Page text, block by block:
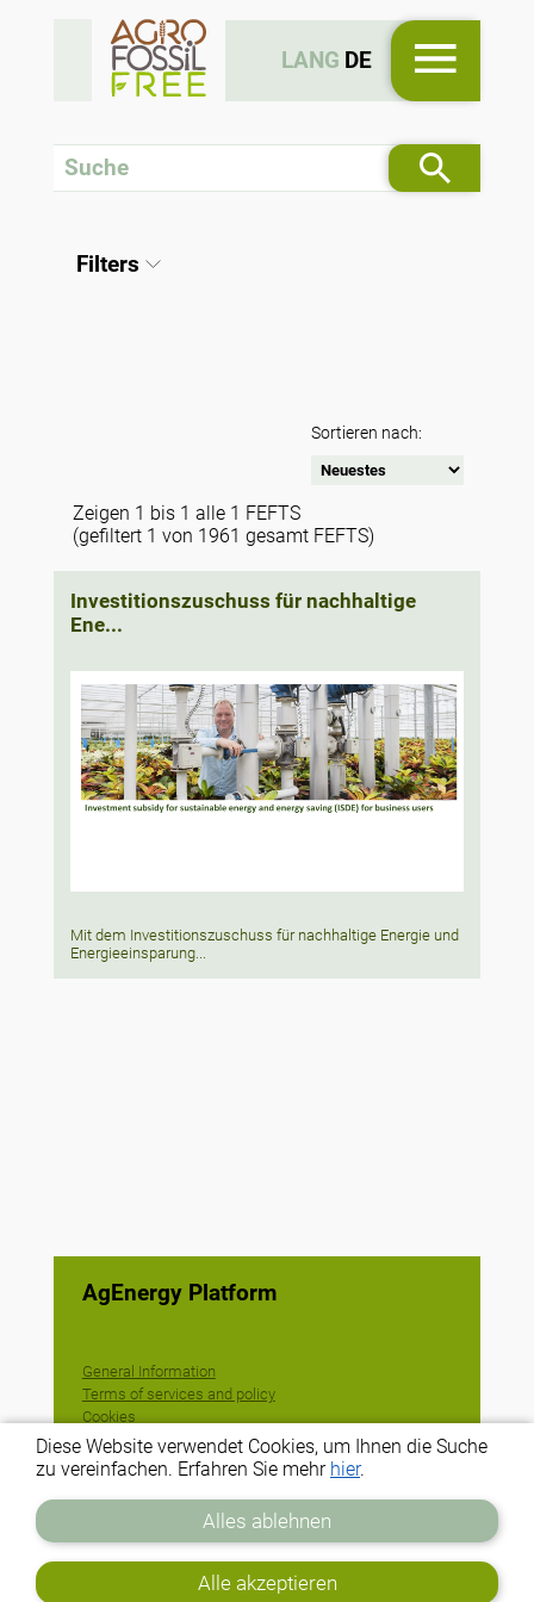
LANG DE
Filters
Sortieren nach:
Zeigen 1 bis 1 alle 1 FEFTS
(gefiltert 1 von 1961 gesamt FEFTS)
Investitionszuschuss für nachhaltige
Ene...
Mit dem Investitionszuschuss für nachhaltige Energie und
Energieeinsparung...
AgEnergy Platform
General Information
Terms of services and policy
Cookies
Offizielle Projektwebsite
Forschungs- und
Innovationsprogramm
Horizon 2020 der
Europäischen Union unter
Diese Website verwendet Cookies, um Ihnen die Suche
zu vereinfachen. Erfahren Sie mehr hier.
Alles ablehnen
Alle akzeptieren